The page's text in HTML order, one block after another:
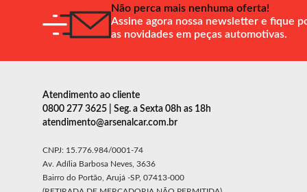
Não perca mais nenhuma oferta!
Assine agora nossa newsletter e fique
as novidades em peças automotivas.
Atendimento ao cliente
0800 277 3625 | Seg. a Sexta 08h as 18h
atendimento@arsenalcar.com.br
CNPJ: 15.776.984/0001-74
Av. Adília Barbosa Neves, 3636
Bairro do Portão, Arujá -SP, 07413-000